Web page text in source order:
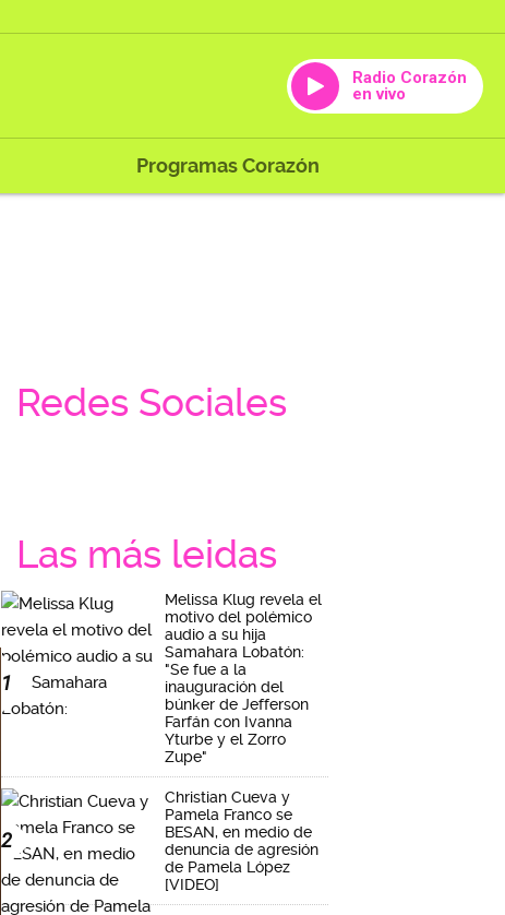
Radio Corazón
en vivo
Programas Corazón
Redes Sociales
Las más leidas
1
Melissa Klug revela el
motivo del polémico
audio a su hija
Samahara Lobatón:
"Se fue a la
inauguración del
búnker de Jefferson
Farfán con Ivanna
Yturbe y el Zorro
Zupe"
2
Christian Cueva y
Pamela Franco se
BESAN, en medio de
denuncia de agresión
de Pamela López
[VIDEO]